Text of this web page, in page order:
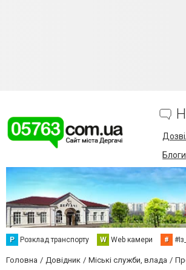
Блоги
Р Розклад транспорту W Web камери #
Головна Довідник Міські служби, влада